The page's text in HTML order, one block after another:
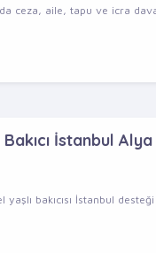
ceza, aile, tapu ve icra
İstanbul Alya
bakıcısı İstanbul